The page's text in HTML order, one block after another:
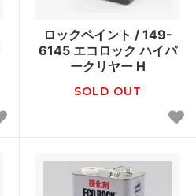
ロックペイント / 149-
6145 エコロック ハイパ
ークリヤー H
SOLD OUT